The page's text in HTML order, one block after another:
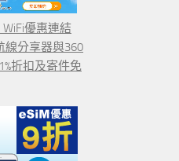
優惠連結
線分享器與360
折扣及寄件免